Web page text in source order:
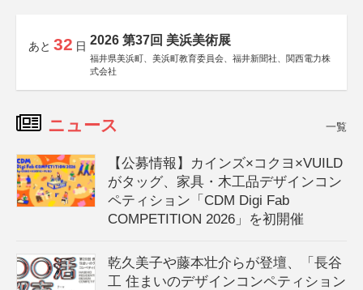
あと 32 日 2026 第37回 美浜美術展
福井県美浜町、美浜町教育委員会、福井新聞社、関西電力株
式会社
ニュース 一覧
【公募情報】カインズ×コクヨ×VUILD
がタッグ、家具・木工品デザインコン
ペティション「CDM Digi Fab
COMPETITION 2026」を初開催
乾久美子や藤本壮介らが登壇、「長谷
工 住まいのデザインコンペティション